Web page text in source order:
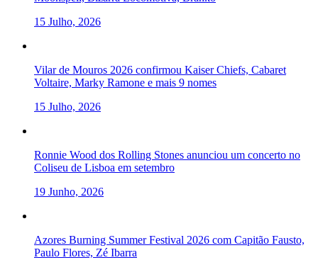
15 Julho, 2026
Vilar de Mouros 2026 confirmou Kaiser Chiefs, Cabaret
Voltaire, Marky Ramone e mais 9 nomes
15 Julho, 2026
Ronnie Wood dos Rolling Stones anunciou um concerto no
Coliseu de Lisboa em setembro
19 Junho, 2026
Azores Burning Summer Festival 2026 com Capitão Fausto,
Paulo Flores, Zé Ibarra